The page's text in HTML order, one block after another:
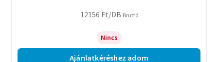
12156 Ft/DB Bruttó
Nincs
Ajánlatkéréshez adom